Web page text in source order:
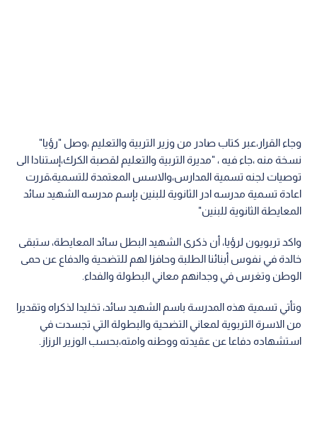
وجاء القرار،عبر كتاب صادر من وزير التربية والتعليم ،وصل "رؤيا"
نسخة منه ،جاء فيه ، "مديرة التربية والتعليم لقصبة الكرك،إستنادا الى
توصيات لجنه تسمية المدارس،والاسس المعتمدة للتسمية،قررت
اعادة تسمية مدرسه ادر الثانوية للبنين بإسم مدرسه الشهيد سائد
المعايطة الثانوية للبنين"
واكد تربويون لرؤيا، أن ذكرى الشهيد البطل سائد المعايطة، ستبقى
خالدة في نفوس أبنائنا الطلبة وحافزا لهم للتضحية والدفاع عن حمى
الوطن وتغرس في وجدانهم معاني البطولة والفداء.
وتأتي تسمية هذه المدرسة باسم الشهيد سائد، تخليدا لذكراه وتقديرا
من الاسرة التربوية لمعاني التضحية والبطولة التي تجسدت في
استشهاده دفاعا عن عقيدته ووطنه وامته،بحسب الوزير الرزاز.